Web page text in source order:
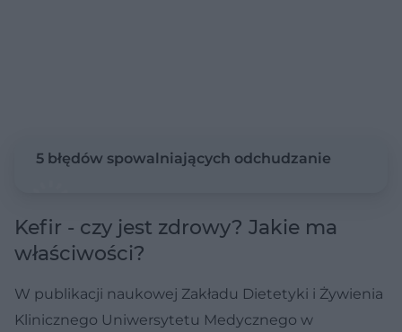
5 błędów spowalniających odchudzanie
Kefir - czy jest zdrowy? Jakie ma
właściwości?
W publikacji naukowej Zakładu Dietetyki i Żywienia
Klinicznego Uniwersytetu Medycznego w